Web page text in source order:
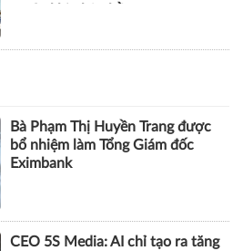
Bà Phạm Thị Huyền Trang được
bổ nhiệm làm Tổng Giám đốc
Eximbank
CEO 5S Media: AI chỉ tạo ra tăng